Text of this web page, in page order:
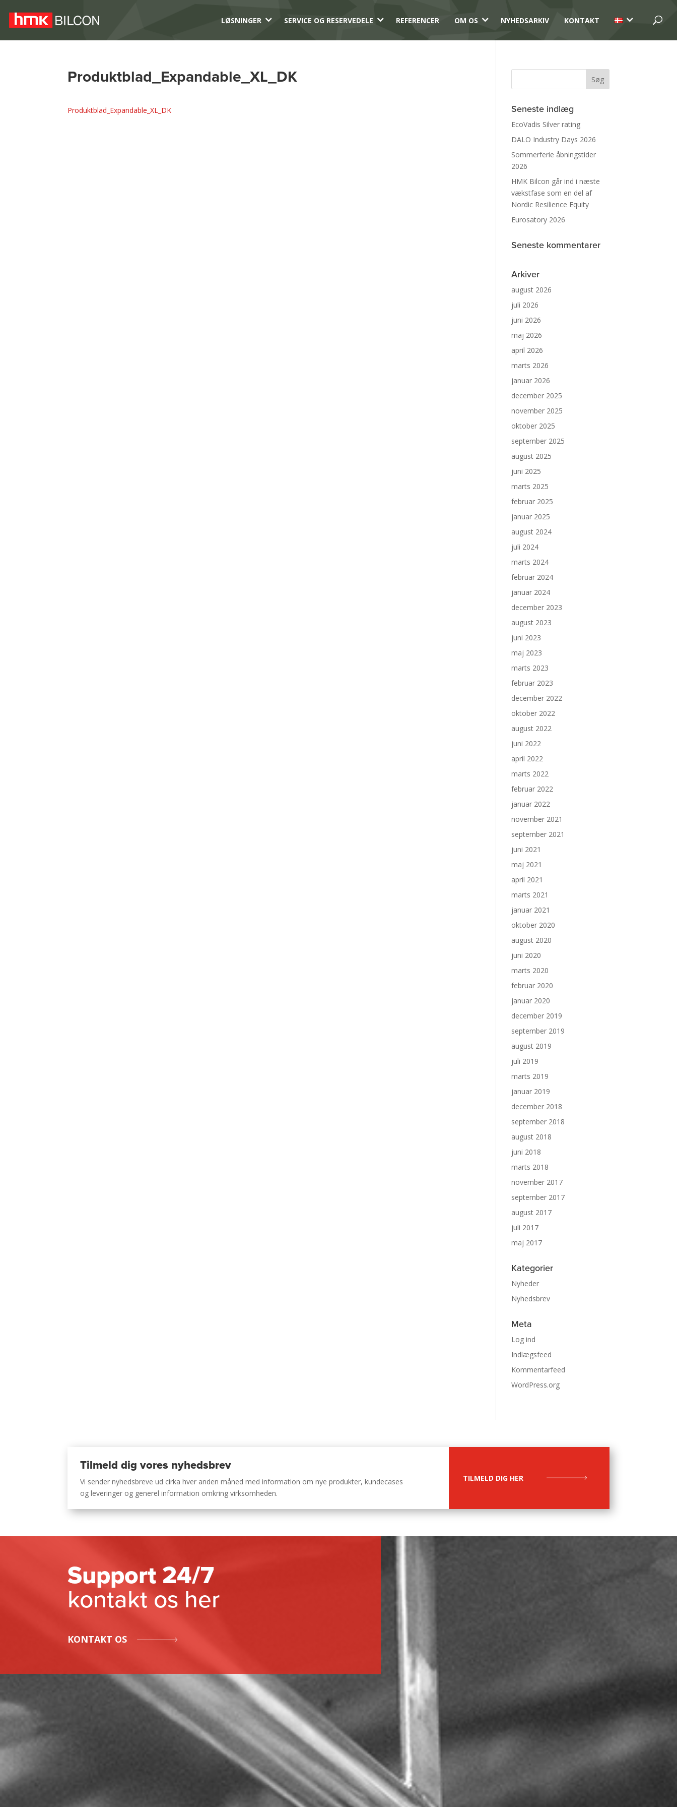
LØSNINGER 3 SERVICE OG RESERVEDELE 3 REFERENCER OM OS 3 NYHEDSARKIV KONTAKT 3
Produktblad_Expandable_XL_DK
Produktblad_Expandable_XL_DK Seneste indlæg
EcoVadis Silver rating
DALO Industry Days 2026
Sommerferie åbningstider
2026
HMK Bilcon går ind i næste
vækstfase som en del af
Nordic Resilience Equity
Eurosatory 2026
Seneste kommentarer
Arkiver
august 2026
juli 2026
juni 2026
maj 2026
april 2026
marts 2026
januar 2026
december 2025
november 2025
oktober 2025
september 2025
august 2025
juni 2025
marts 2025
februar 2025
januar 2025
august 2024
juli 2024
marts 2024
februar 2024
januar 2024
december 2023
august 2023
juni 2023
maj 2023
marts 2023
februar 2023
december 2022
oktober 2022
august 2022
juni 2022
april 2022
marts 2022
februar 2022
januar 2022
november 2021
september 2021
juni 2021
maj 2021
april 2021
marts 2021
januar 2021
oktober 2020
august 2020
juni 2020
marts 2020
februar 2020
januar 2020
december 2019
september 2019
august 2019
juli 2019
marts 2019
januar 2019
december 2018
september 2018
august 2018
juni 2018
marts 2018
november 2017
september 2017
august 2017
juli 2017
maj 2017
Kategorier
Nyheder
Nyhedsbrev
Meta
Log ind
Indlægsfeed
Kommentarfeed
WordPress.org
Tilmeld dig vores nyhedsbrev
Vi sender nyhedsbreve ud cirka hver anden måned med information om nye produkter, kundecases
og leveringer og generel information omkring virksomheden.
TILMELD DIG HER
Support 24/7
kontakt os her
KONTAKT OS